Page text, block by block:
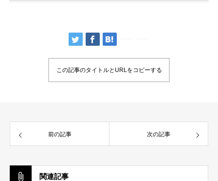
この記事のタイトルとURLをコピーする
前の記事 次の記事
関連記事